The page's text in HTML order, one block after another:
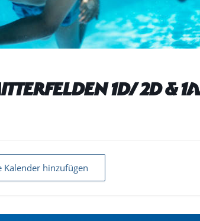
1d/ 2d &
Kalender hinzufügen